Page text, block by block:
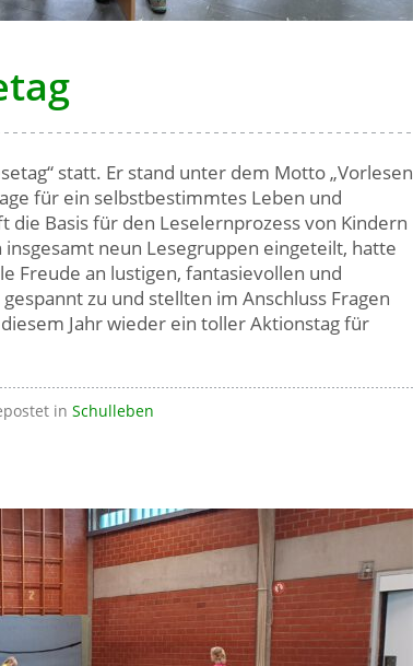
statt. Er stand unter dem Motto „Vorlesen
für ein selbstbestimmtes Leben und
Basis für den Leselernprozess von Kindern
neun Lesegruppen eingeteilt, hatte
Freude an lustigen, fantasievollen und
zu und stellten im Anschluss Fragen
Jahr wieder ein toller Aktionstag für
in Schulleben